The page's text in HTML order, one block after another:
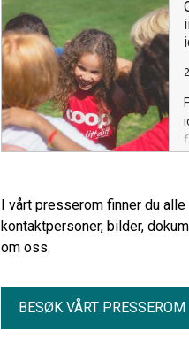
I vårt presserom finner du
kontaktpersoner, bilder,
om oss.
BESØK VÅRT PRESSEROM